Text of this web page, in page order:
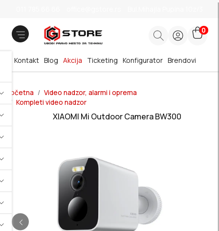
0
Brendovi
Blog Akcija
Kontakt Ticketing Konfigurator
Početna
Video nadzor, alarmi i oprema
Kompleti video nadzor
XIAOMI Mi Outdoor Camera BW300